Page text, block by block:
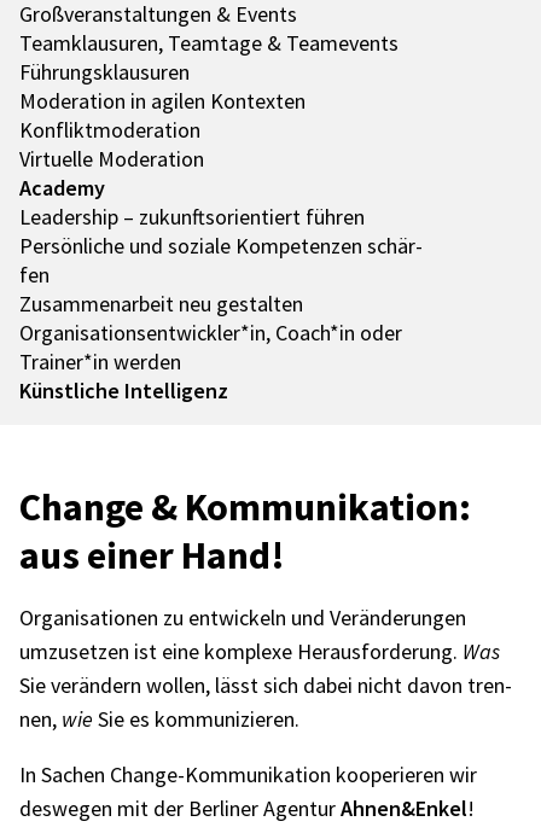
Groß­ver­an­stal­tun­gen & Events
Team­klau­su­ren, Team­tage & Team­e­vents
Führungs­klau­su­ren
Mode­ra­tion in agilen Kontex­ten
Konflikt­mo­de­ra­tion
Virtu­elle Mode­ra­tion
Academy
Leader­ship – zukunfts­ori­en­tiert führen
Persön­li­che und soziale Kompe­ten­zen schär­
fen
Zusam­men­ar­beit neu gestal­ten
Organisationsentwickler*in, Coach*in oder
Trainer*in werden
Künst­li­che Intel­li­genz
Change & Kommu­ni­ka­tion:
aus einer Hand!
Orga­ni­sa­tio­nen zu entwi­ckeln und Verän­de­run­gen
umzu­set­zen ist eine komplexe Heraus­for­de­rung. Was
Sie verän­dern wollen, lässt sich dabei nicht davon tren­
nen, wie Sie es kommu­ni­zie­ren.
In Sachen Change-Kommu­ni­ka­tion koope­rie­ren wir
deswe­gen mit der Berli­ner Agen­turAhnen&Enkel!